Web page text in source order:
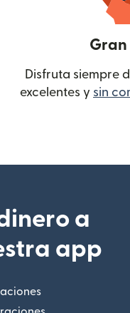
Disfruta siempre
excelentes y sin
a
app
(se abre en una